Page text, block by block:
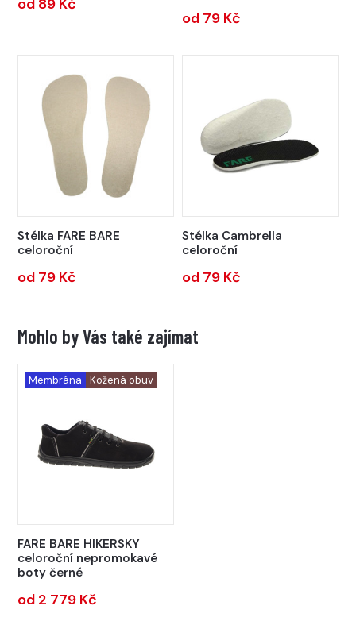
od 89 Kč
od 79 Kč
Stélka FARE BARE
celoroční
od 79 Kč
Stélka Cambrella
celoroční
od 79 Kč
Mohlo by Vás také zajímat
Membrána Kožená obuv
FARE BARE HIKERSKY
celoroční nepromokavé
boty černé
od 2 779 Kč